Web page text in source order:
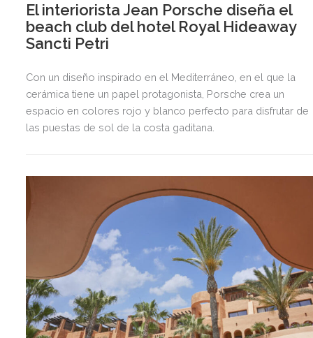
El interiorista Jean Porsche diseña el
beach club del hotel Royal Hideaway
Sancti Petri
Con un diseño inspirado en el Mediterráneo, en el que la
cerámica tiene un papel protagonista, Porsche crea un
espacio en colores rojo y blanco perfecto para disfrutar de
las puestas de sol de la costa gaditana.